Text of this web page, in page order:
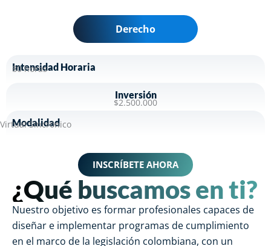
Derecho
Intensidad Horaria
80 horas
Inversión
$2.500.000
Modalidad
Virtual Sincrónico
INSCRÍBETE AHORA
¿Qué buscamos en ti?
Nuestro objetivo es formar profesionales capaces de
diseñar e implementar programas de cumplimiento
en el marco de la legislación colombiana, con un